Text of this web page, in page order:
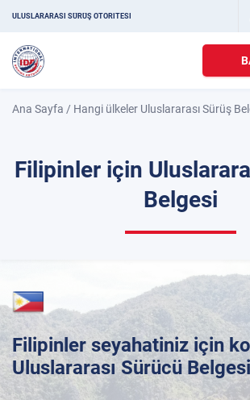
ULUSLARARASI SÜRÜŞ OTORITESI
Ana Sayfa / Hangi ülkeler Uluslararası Sürüş
Filipinler için
Belgesi
Filipinler seyahatiniz için
Uluslararası Sürücü